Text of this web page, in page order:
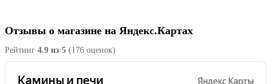
Отзывы о магазине на Яндекс.Картах
Рейтинг 4.9 из 5 (176 оценок)